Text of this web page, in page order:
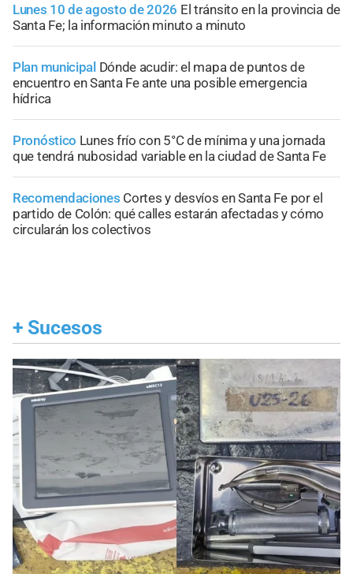
Lunes 10 de agosto de 2026 El tránsito en la provincia de
Santa Fe; la información minuto a minuto
Plan municipal Dónde acudir: el mapa de puntos de
encuentro en Santa Fe ante una posible emergencia
hídrica
Pronóstico Lunes frío con 5°C de mínima y una jornada
que tendrá nubosidad variable en la ciudad de Santa Fe
Recomendaciones Cortes y desvíos en Santa Fe por el
partido de Colón: qué calles estarán afectadas y cómo
circularán los colectivos
+ Sucesos